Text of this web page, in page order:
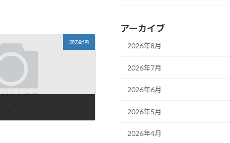
次の記事
アーカイブ
2026年8月
2026年7月
2026年6月
2026年5月
2026年4月